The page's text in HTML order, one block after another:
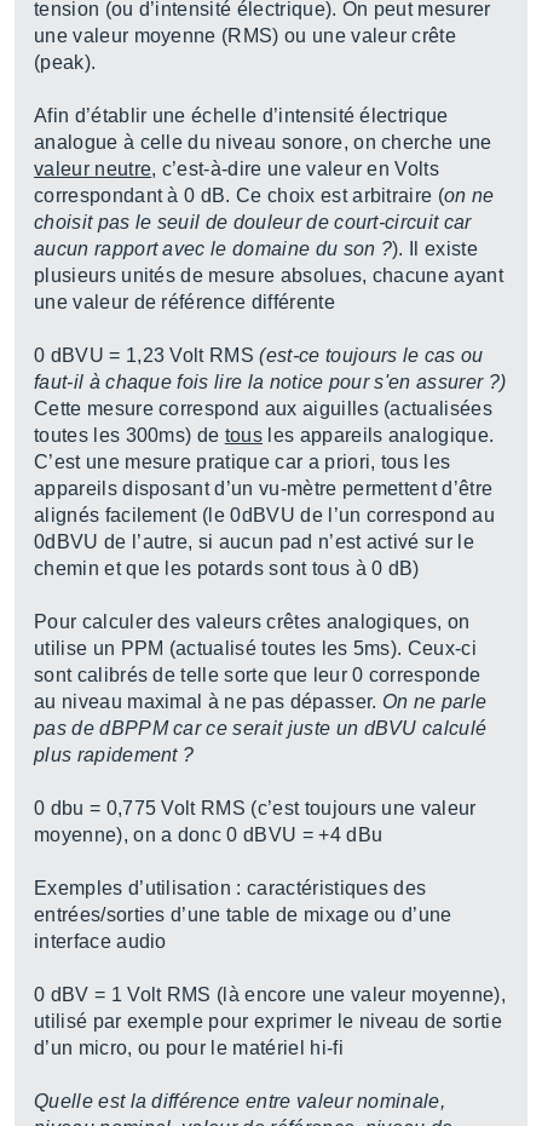
tension (ou d’intensité électrique). On peut mesurer
une valeur moyenne (RMS) ou une valeur crête
(peak).
Afin d’établir une échelle d’intensité électrique
analogue à celle du niveau sonore, on cherche une
valeur neutre, c’est-à-dire une valeur en Volts
correspondant à 0 dB. Ce choix est arbitraire (on ne
choisit pas le seuil de douleur de court-circuit car
aucun rapport avec le domaine du son ?). Il existe
plusieurs unités de mesure absolues, chacune ayant
une valeur de référence différente
0 dBVU = 1,23 Volt RMS(est-ce toujours le cas ou
faut-il à chaque fois lire la notice pour s'en assurer ?)
Cette mesure correspond aux aiguilles (actualisées
toutes les 300ms) de tous les appareils analogique.
C’est une mesure pratique car a priori, tous les
appareils disposant d’un vu-mètre permettent d’être
alignés facilement (le 0dBVU de l’un correspond au
0dBVU de l’autre, si aucun pad n’est activé sur le
chemin et que les potards sont tous à 0 dB)
Pour calculer des valeurs crêtes analogiques, on
utilise un PPM (actualisé toutes les 5ms). Ceux-ci
sont calibrés de telle sorte que leur 0 corresponde
au niveau maximal à ne pas dépasser. On ne parle
pas de dBPPM car ce serait juste un dBVU calculé
plus rapidement ?
0 dbu = 0,775 Volt RMS (c’est toujours une valeur
moyenne), on a donc 0 dBVU = +4 dBu
Exemples d’utilisation : caractéristiques des
entrées/sorties d’une table de mixage ou d’une
interface audio
0 dBV = 1 Volt RMS (là encore une valeur moyenne),
utilisé par exemple pour exprimer le niveau de sortie
d’un micro, ou pour le matériel hi-fi
Quelle est la différence entre valeur nominale,